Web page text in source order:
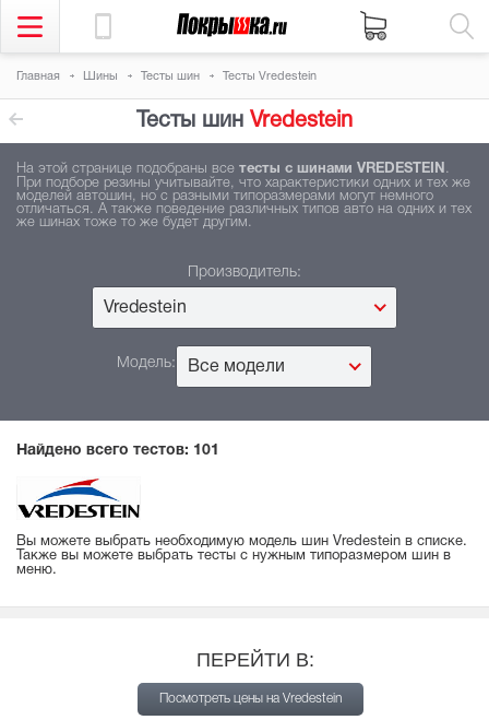
Главная Шины Тесты шин Тесты Vredestein
Тесты шин Vredestein
На этой странице подобраны все тесты с шинами VREDESTEIN .
При подборе резины учитывайте, что характеристики одних и тех же
моделей автошин, но с разными типоразмерами могут немного
отличаться. А также поведение различных типов авто на одних и тех
же шинах тоже то же будет другим.
Производитель:
Vredestein
Модель: Все модели
Найдено всего тестов: 101
Вы можете выбрать необходимую модель шин Vredestein в списке.
Также вы можете выбрать тесты с нужным типоразмером шин в
меню.
ПЕРЕЙТИ В:
Посмотреть цены на Vredestein